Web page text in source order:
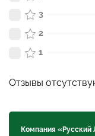
3
2
1
Отзывы
Компания